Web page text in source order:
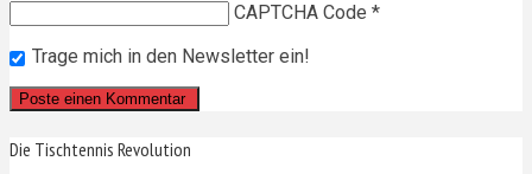
CAPTCHA Code *
Trage mich in den Newsletter ein!
Die Tischtennis Revolution